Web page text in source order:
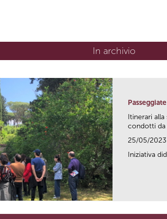
In archivio
Itinerari
condotti da
25/05/
Iniziativa